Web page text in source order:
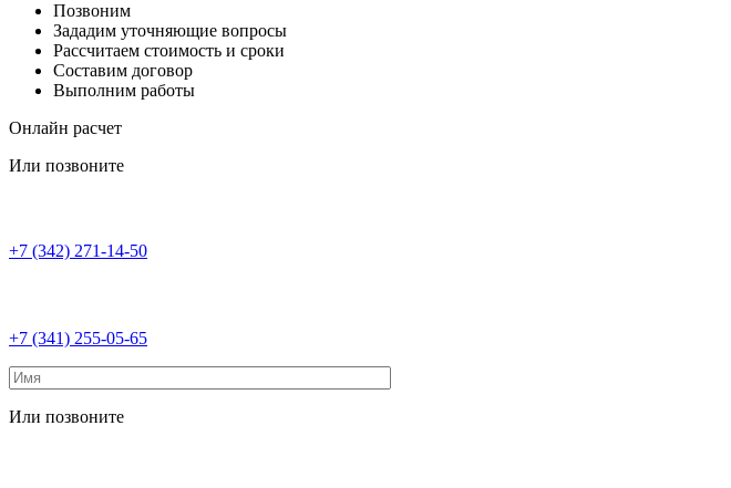
Позвоним
Зададим уточняющие вопросы
Рассчитаем стоимость и сроки
Составим договор
Выполним работы
Онлайн расчет
Или позвоните
+7 (342) 271-14-50
+7 (341) 255-05-65
Или позвоните